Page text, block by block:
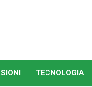
TECNOLOGIA